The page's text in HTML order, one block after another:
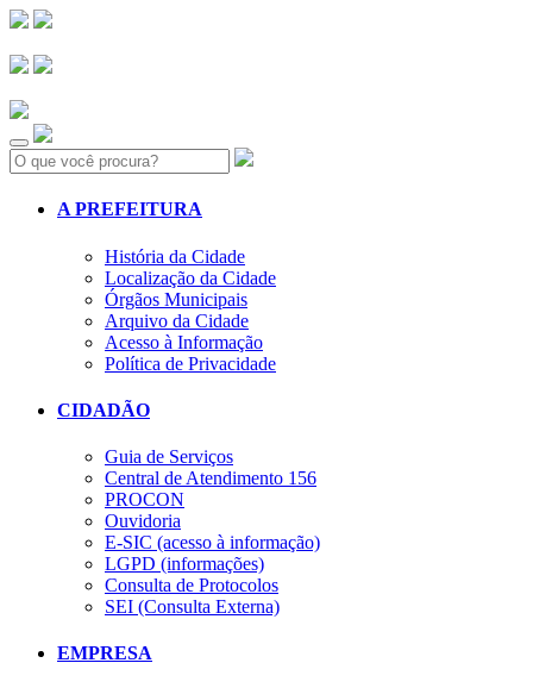
Search:
A PREFEITURA
História da Cidade
Localização da Cidade
Órgãos Municipais
Arquivo da Cidade
Acesso à Informação
Política de Privacidade
CIDADÃO
Guia de Serviços
Central de Atendimento 156
PROCON
Ouvidoria
E-SIC (acesso à informação)
LGPD (informações)
Consulta de Protocolos
SEI (Consulta Externa)
EMPRESA